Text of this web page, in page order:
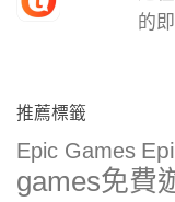
的
推薦標籤
Epic Games
games免費